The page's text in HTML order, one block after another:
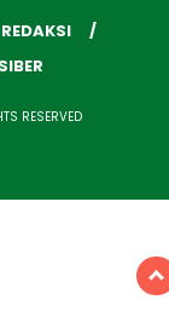
REDAKSI
RESERVED